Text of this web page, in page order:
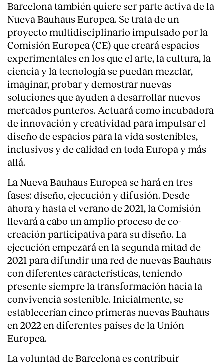
Servicios
Barcelona también quiere ser parte activa de la
Nueva Bauhaus Europea. Se trata de un
proyecto multidisciplinario impulsado por la
Comisión Europea (CE) que creará espacios
experimentales en los que el arte, la cultura, la
ciencia y la tecnología se puedan mezclar,
imaginar, probar y demostrar nuevas
soluciones que ayuden a desarrollar nuevos
mercados punteros. Actuará como incubadora
de innovación y creatividad para impulsar el
diseño de espacios para la vida sostenibles,
inclusivos y de calidad en toda Europa y más
allá.
La Nueva Bauhaus Europea se hará en tres
fases: diseño, ejecución y difusión. Desde
ahora y hasta el verano de 2021, la Comisión
llevará a cabo un amplio proceso de co-
creación participativa para su diseño. La
ejecución empezará en la segunda mitad de
2021 para difundir una red de nuevas Bauhaus
con diferentes características, teniendo
presente siempre la transformación hacia la
convivencia sostenible. Inicialmente, se
establecerían cinco primeras nuevas Bauhaus
en 2022 en diferentes países de la Unión
Europea.
La voluntad de Barcelona es contribuir